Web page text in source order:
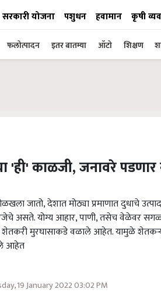
सरकारी योजना पशुधन हवामान कृषी
फलोत्पादन इतर बातम्या ऑटो शिक्षण
'ही' काळजी, जनावरे पडणार
जातो, देशात मोठ्या प्रमाणात दुधाचे
असते. योग्य आहार, पाणी, तसेच वेळेवर सगळ्या
मुरघासाकडे वळाले आहेत. यामुळे
आहेत
19 January 2022 03:02 PM